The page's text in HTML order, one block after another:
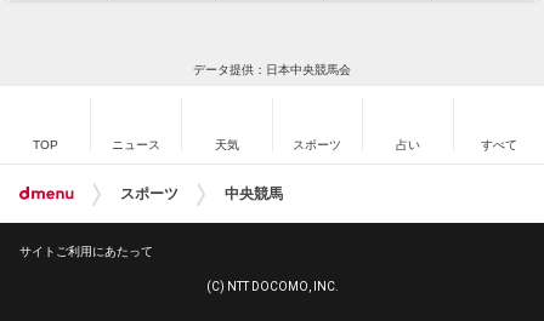
データ提供：日本中央競馬会
TOP ニュース 天気 スポーツ 占い すべて
スポーツ 中央競馬
サイトご利用にあたって
(C) NTT DOCOMO, INC.